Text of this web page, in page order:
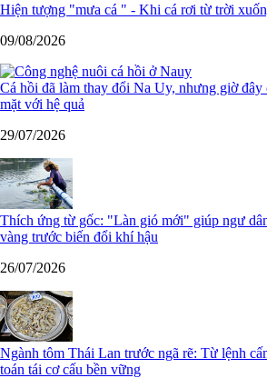
Hiện tượng "mưa cá " - Khi cá rơi từ trời
09/08/2026
Cá hồi đã làm thay đổi Na Uy, nhưng giờ đây
mặt với hệ quả
29/07/2026
Thích ứng từ gốc: "Làn gió mới" giúp ngư
vàng trước biến đổi khí hậu
26/07/2026
Ngành tôm Thái Lan trước ngã rẽ: Từ lệnh
toán tái cơ cấu bền vững